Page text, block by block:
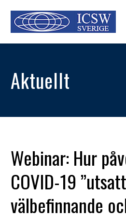
Aktuellt
Webinar: Hur
COVID-19
välbefinnande